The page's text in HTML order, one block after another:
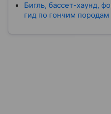
Бигль, бассет-хаунд,
гид по гончим породам